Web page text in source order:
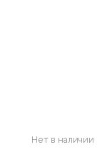
Нет в наличии